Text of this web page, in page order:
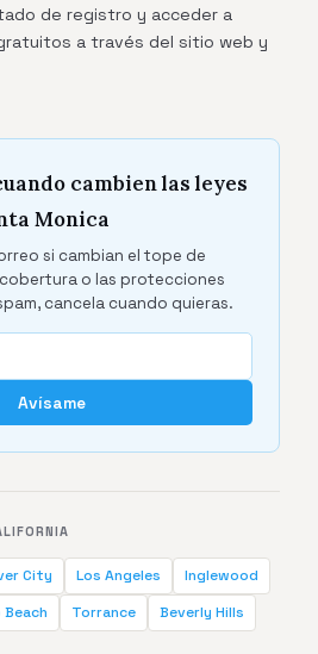
de registro y acceder a
a través del sitio web y
cambien las leyes
Monica
si cambian el tope de
o las protecciones
cancela cuando quieras.
Avísame
City Los Angeles
Inglewood
Torrance
Beverly Hills